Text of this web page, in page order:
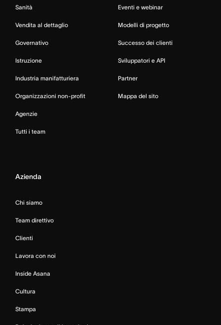
Sanità
Vendita al dettaglio
Governativo
Istruzione
Industria manifatturiera
Organizzazioni non-profit
Agenzie
Tutti i team
Eventi e webinar
Modelli di progetto
Successo dei clienti
Sviluppatori e API
Partner
Mappa del sito
Azienda
Chi siamo
Team direttivo
Clienti
Lavora con noi
Inside Asana
Cultura
Stampa